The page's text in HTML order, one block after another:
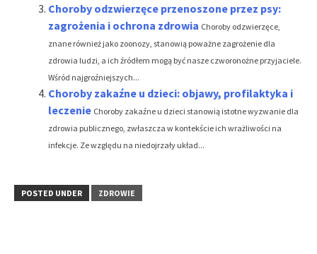
Choroby odzwierzęce przenoszone przez psy:
zagrożenia i ochrona zdrowia Choroby odzwierzęce,
znane również jako zoonozy, stanowią poważne zagrożenie dla
zdrowia ludzi, a ich źródłem mogą być nasze czworonożne przyjaciele.
Wśród najgroźniejszych...
Choroby zakaźne u dzieci: objawy, profilaktyka i
leczenie Choroby zakaźne u dzieci stanowią istotne wyzwanie dla
zdrowia publicznego, zwłaszcza w kontekście ich wrażliwości na
infekcje. Ze względu na niedojrzały układ...
POSTED UNDER ZDROWIE